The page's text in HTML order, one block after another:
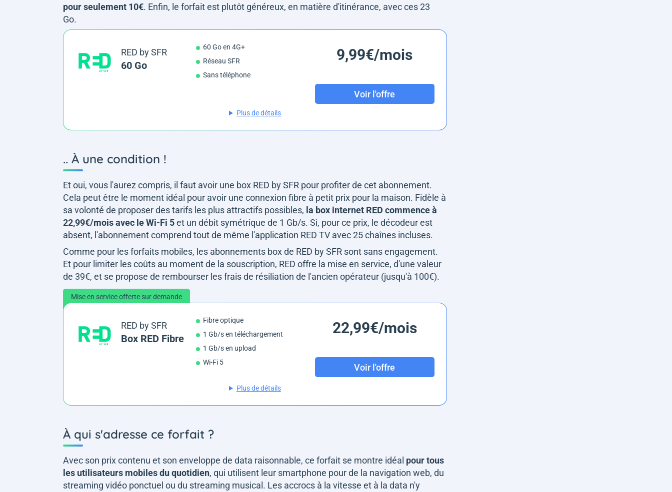
pour seulement 10€. Enfin, le forfait est plutôt généreux, en matière d'itinérance, avec ces 23
Go.
RED by SFR
60 Go
60 Go en 4G+
Réseau SFR
Sans téléphone
9,99€/mois
Voir l'offre
Plus de détails
.. À une condition !
Et oui, vous l'aurez compris, il faut avoir une box RED by SFR pour profiter de cet abonnement.
Cela peut être le moment idéal pour avoir une connexion fibre à petit prix pour la maison. Fidèle à
sa volonté de proposer des tarifs les plus attractifs possibles, la box internet RED commence à
22,99€/mois avec le Wi-Fi 5et un débit symétrique de 1 Gb/s. Si, pour ce prix, le décodeur est
absent, l'abonnement comprend tout de même l'application RED TV avec 25 chaînes incluses.
Comme pour les forfaits mobiles, les abonnements box de RED by SFR sont sans engagement.
Et pour limiter les coûts au moment de la souscription, RED offre la mise en service, d'une valeur
de 39€, et se propose de rembourser les frais de résiliation de l'ancien opérateur (jusqu'à 100€).
Mise en service offerte sur demande
RED by SFR
Box RED Fibre
Fibre optique
1 Gb/s en téléchargement
1 Gb/s en upload
Wi-Fi 5
22,99€/mois
Voir l'offre
Plus de détails
À qui s'adresse ce forfait ?
Avec son prix contenu et son enveloppe de data raisonnable, ce forfait se montre idéal pour tous
les utilisateurs mobiles du quotidien, qui utilisent leur smartphone pour de la navigation web, du
streaming vidéo ponctuel ou du streaming musical. Les accrocs à la vitesse et à la data n'y